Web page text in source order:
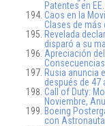
Patentes en
Caos en la
Clases de más
Revelada
disparó a su
Apreciación
Rusia anuncia
después de 47
Call of Duty:
Noviembre,
Boeing
con